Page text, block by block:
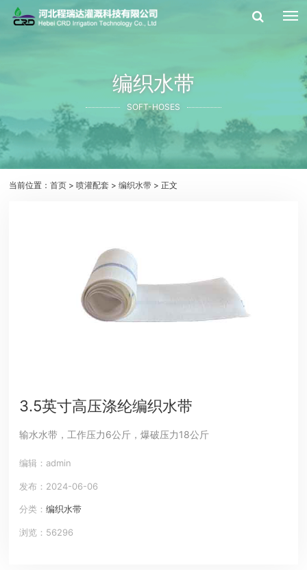
编织水带
SOFT-HOSES
当前位置：首页 >喷灌配套 >编织水带 > 正文
3.5英寸高压涤纶编织水带
输水水带，工作压力6公斤，爆破压力18公斤
编辑：admin
发布：2024-06-06
分类： 编织水带
浏览：56296